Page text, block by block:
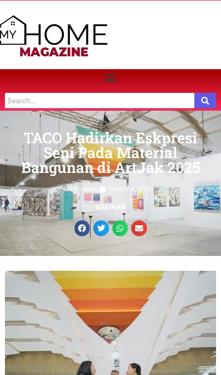
TACO Hadirkan Eskpresi
Seni Pada Material
Bangunan di ArtJak 2025
redaksi October 4, 2025
BAGIKAN